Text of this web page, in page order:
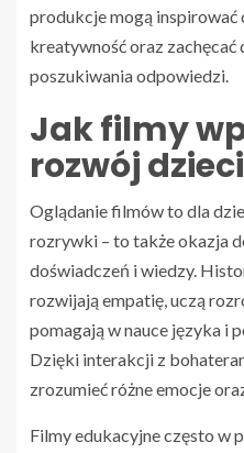
produkcje mogą inspirować
kreatywność oraz zachęcać
poszukiwania odpowiedzi.
Jak filmy
rozwój
Oglądanie filmów to dla
rozrywki – to także okazja
doświadczeń i wiedzy.
rozwijają empatię, uczą
pomagają w nauce języka i
Dzięki interakcji z
zrozumieć różne emocje
Filmy edukacyjne często w